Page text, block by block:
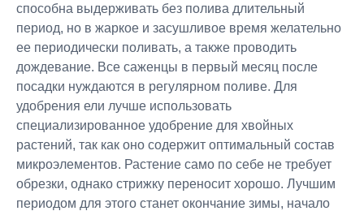
способна выдерживать без полива длительный
период, но в жаркое и засушливое время желательно
ее периодически поливать, а также проводить
дождевание. Все саженцы в первый месяц после
посадки нуждаются в регулярном поливе. Для
удобрения ели лучше использовать
специализированное удобрение для хвойных
растений, так как оно содержит оптимальный состав
микроэлементов. Растение само по себе не требует
обрезки, однако стрижку переносит хорошо. Лучшим
периодом для этого станет окончание зимы, начало